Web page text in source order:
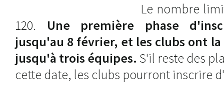
Le nombre
120. Une première phase
jusqu'au 8 février, et les clubs ont
jusqu'à trois équipes. S'il reste des
cette date, les clubs pourront inscrire